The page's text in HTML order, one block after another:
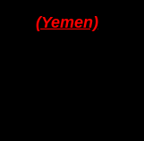
(Yemen)